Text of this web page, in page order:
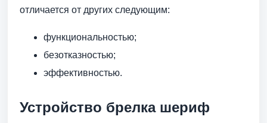
отличается от других следующим:
функциональностью;
безотказностью;
эффективностью.
Устройство брелка шериф